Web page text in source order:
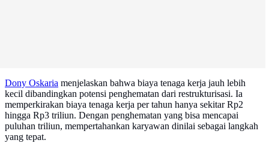
Dony Oskaria menjelaskan bahwa biaya tenaga kerja jauh lebih
kecil dibandingkan potensi penghematan dari restrukturisasi. Ia
memperkirakan biaya tenaga kerja per tahun hanya sekitar Rp2
hingga Rp3 triliun. Dengan penghematan yang bisa mencapai
puluhan triliun, mempertahankan karyawan dinilai sebagai langkah
yang tepat.